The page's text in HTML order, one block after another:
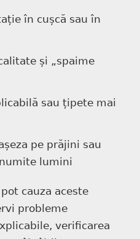
în cușcă sau în
și „spaime
sau țipete mai
pe prăjini sau
lumini
cauza aceste
probleme
verificarea